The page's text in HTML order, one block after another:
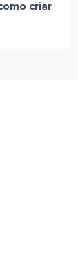
criar